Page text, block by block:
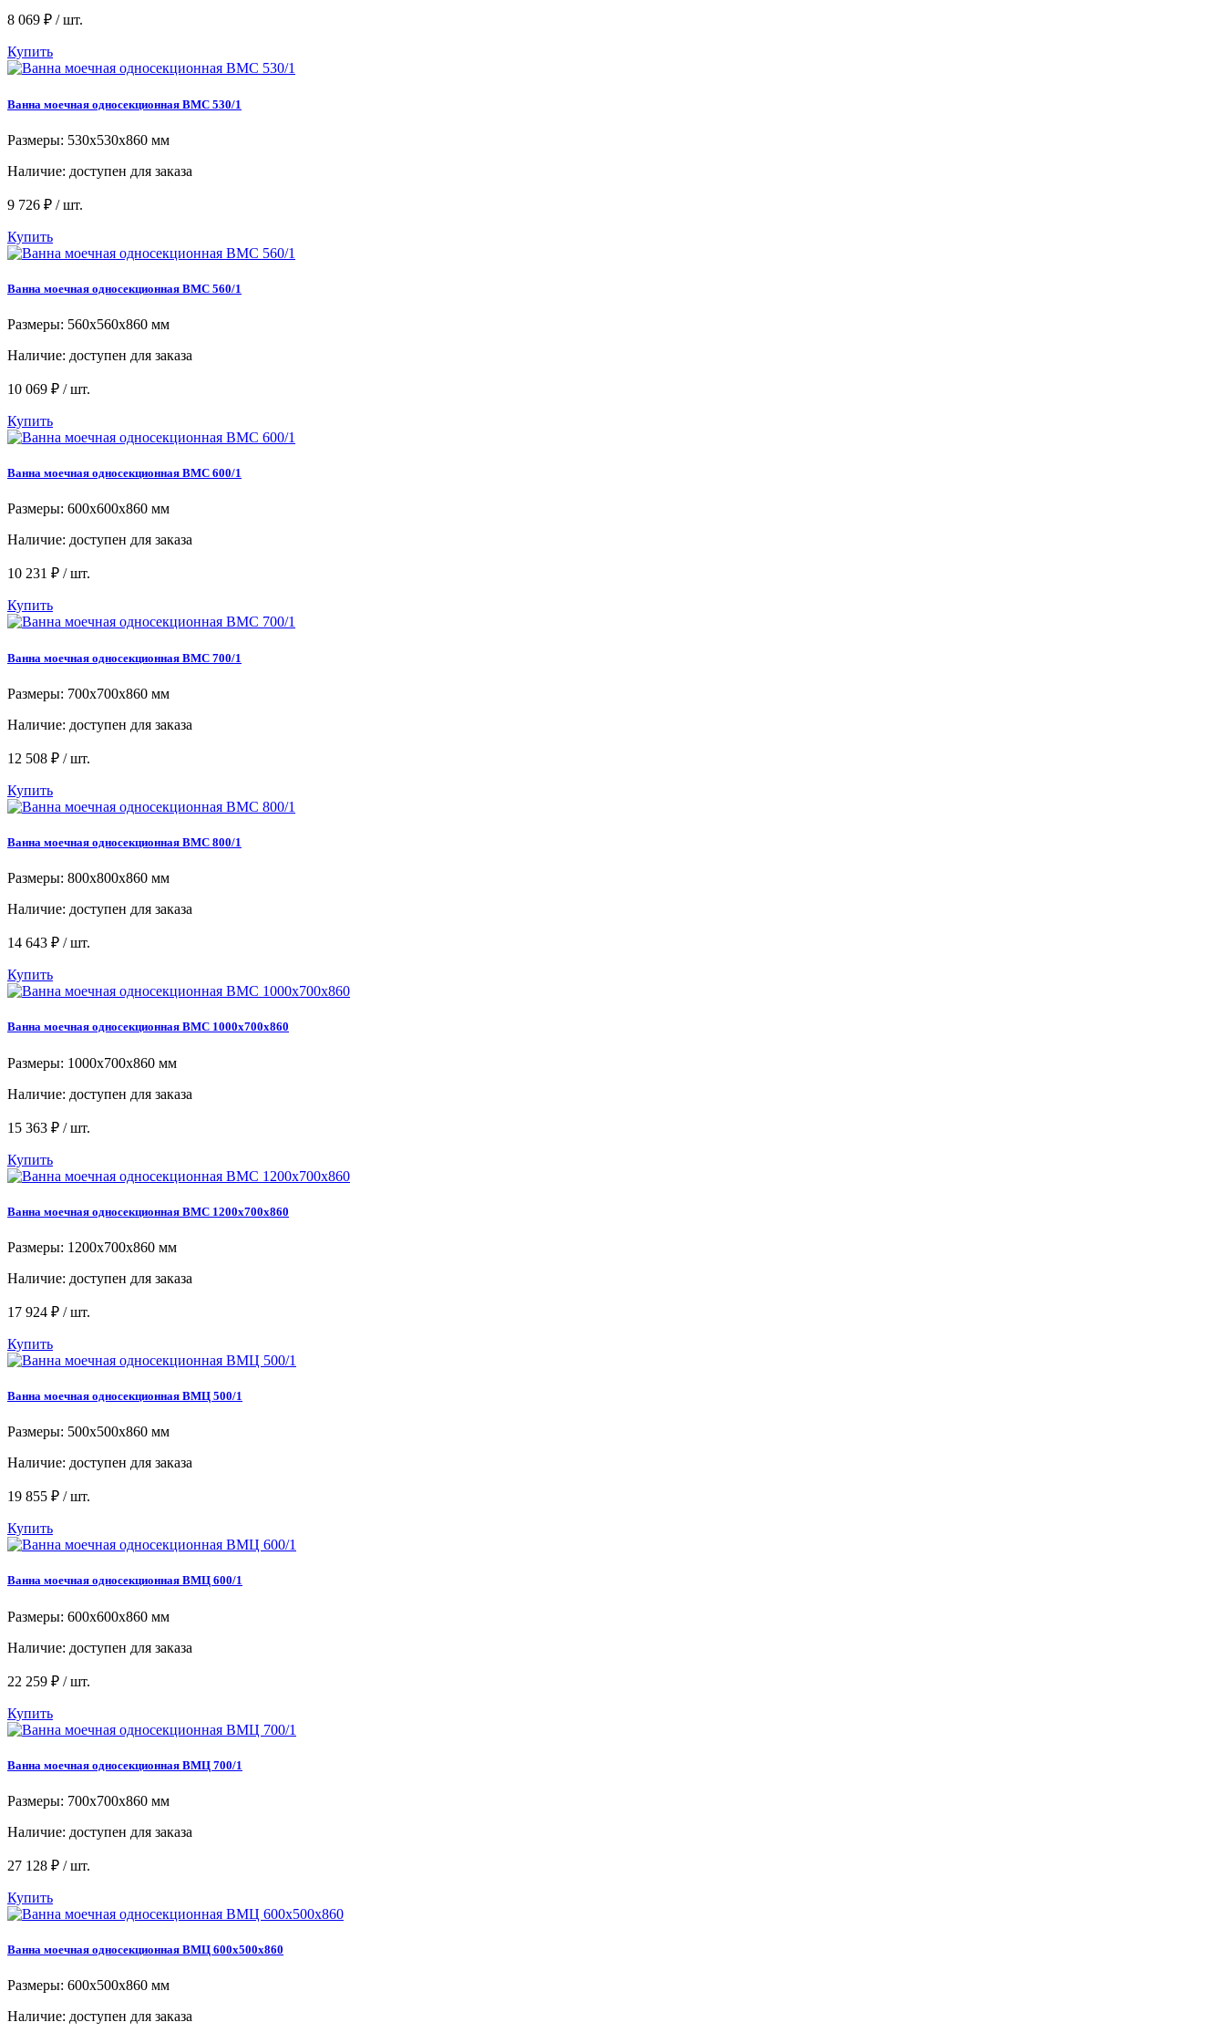
8 069 ₽ / шт.
Купить
Ванна моечная односекционная ВМC 530/1
Размеры: 530x530x860 мм
Наличие: доступен для заказа
9 726 ₽ / шт.
Купить
Ванна моечная односекционная ВМC 560/1
Размеры: 560x560x860 мм
Наличие: доступен для заказа
10 069 ₽ / шт.
Купить
Ванна моечная односекционная ВМC 600/1
Размеры: 600x600x860 мм
Наличие: доступен для заказа
10 231 ₽ / шт.
Купить
Ванна моечная односекционная ВМC 700/1
Размеры: 700x700x860 мм
Наличие: доступен для заказа
12 508 ₽ / шт.
Купить
Ванна моечная односекционная ВМC 800/1
Размеры: 800x800x860 мм
Наличие: доступен для заказа
14 643 ₽ / шт.
Купить
Ванна моечная односекционная ВМC 1000х700х860
Размеры: 1000х700х860 мм
Наличие: доступен для заказа
15 363 ₽ / шт.
Купить
Ванна моечная односекционная ВМC 1200х700х860
Размеры: 1200х700х860 мм
Наличие: доступен для заказа
17 924 ₽ / шт.
Купить
Ванна моечная односекционная ВМЦ 500/1
Размеры: 500x500x860 мм
Наличие: доступен для заказа
19 855 ₽ / шт.
Купить
Ванна моечная односекционная ВМЦ 600/1
Размеры: 600x600x860 мм
Наличие: доступен для заказа
22 259 ₽ / шт.
Купить
Ванна моечная односекционная ВМЦ 700/1
Размеры: 700x700x860 мм
Наличие: доступен для заказа
27 128 ₽ / шт.
Купить
Ванна моечная односекционная ВМЦ 600x500x860
Размеры: 600x500x860 мм
Наличие: доступен для заказа